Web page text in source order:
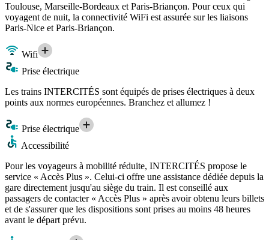
Toulouse, Marseille-Bordeaux et Paris-Briançon. Pour ceux qui
voyagent de nuit, la connectivité WiFi est assurée sur les liaisons
Paris-Nice et Paris-Briançon.
Wifi
Prise électrique
Les trains INTERCITÉS sont équipés de prises électriques à deux
points aux normes européennes. Branchez et allumez !
Prise électrique
Accessibilité
Pour les voyageurs à mobilité réduite, INTERCITÉS propose le
service « Accès Plus ». Celui-ci offre une assistance dédiée depuis la
gare directement jusqu'au siège du train. Il est conseillé aux
passagers de contacter « Accès Plus » après avoir obtenu leurs billets
et de s'assurer que les dispositions sont prises au moins 48 heures
avant le départ prévu.